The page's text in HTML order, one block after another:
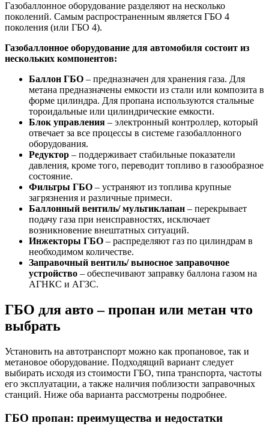
Газобаллонное оборудование разделяют на несколько
поколений. Самым распространенным является ГБО 4
поколения (или ГБО 4).
Газобаллонное оборудование для автомобиля состоит из
нескольких компонентов:
Баллон ГБО – предназначен для хранения газа. Для
метана предназначены емкости из стали или композита в
форме цилиндра. Для пропана используются стальные
тороидальные или цилиндрические емкости.
Блок управления – электронный контроллер, который
отвечает за все процессы в системе газобаллонного
оборудования.
Редуктор – поддерживает стабильные показатели
давления, кроме того, переводит топливо в газообразное
состояние.
Фильтры ГБО – устраняют из топлива крупные
загрязнения и различные примеси.
Баллонный вентиль/ мультиклапан – перекрывает
подачу газа при неисправностях, исключает
возникновение внештатных ситуаций.
Инжекторы ГБО – распределяют газ по цилиндрам в
необходимом количестве.
Заправочный вентиль/ выносное заправочное
устройство – обеспечивают заправку баллона газом на
АГНКС и АГЗС.
ГБО для авто – пропан или метан что
выбрать
Установить на автотранспорт можно как пропановое, так и
метановое оборудование. Подходящий вариант следует
выбирать исходя из стоимости ГБО, типа транспорта, частоты
его эксплуатации, а также наличия поблизости заправочных
станций. Ниже оба варианта рассмотрены подробнее.
ГБО пропан: преимущества и недостатки